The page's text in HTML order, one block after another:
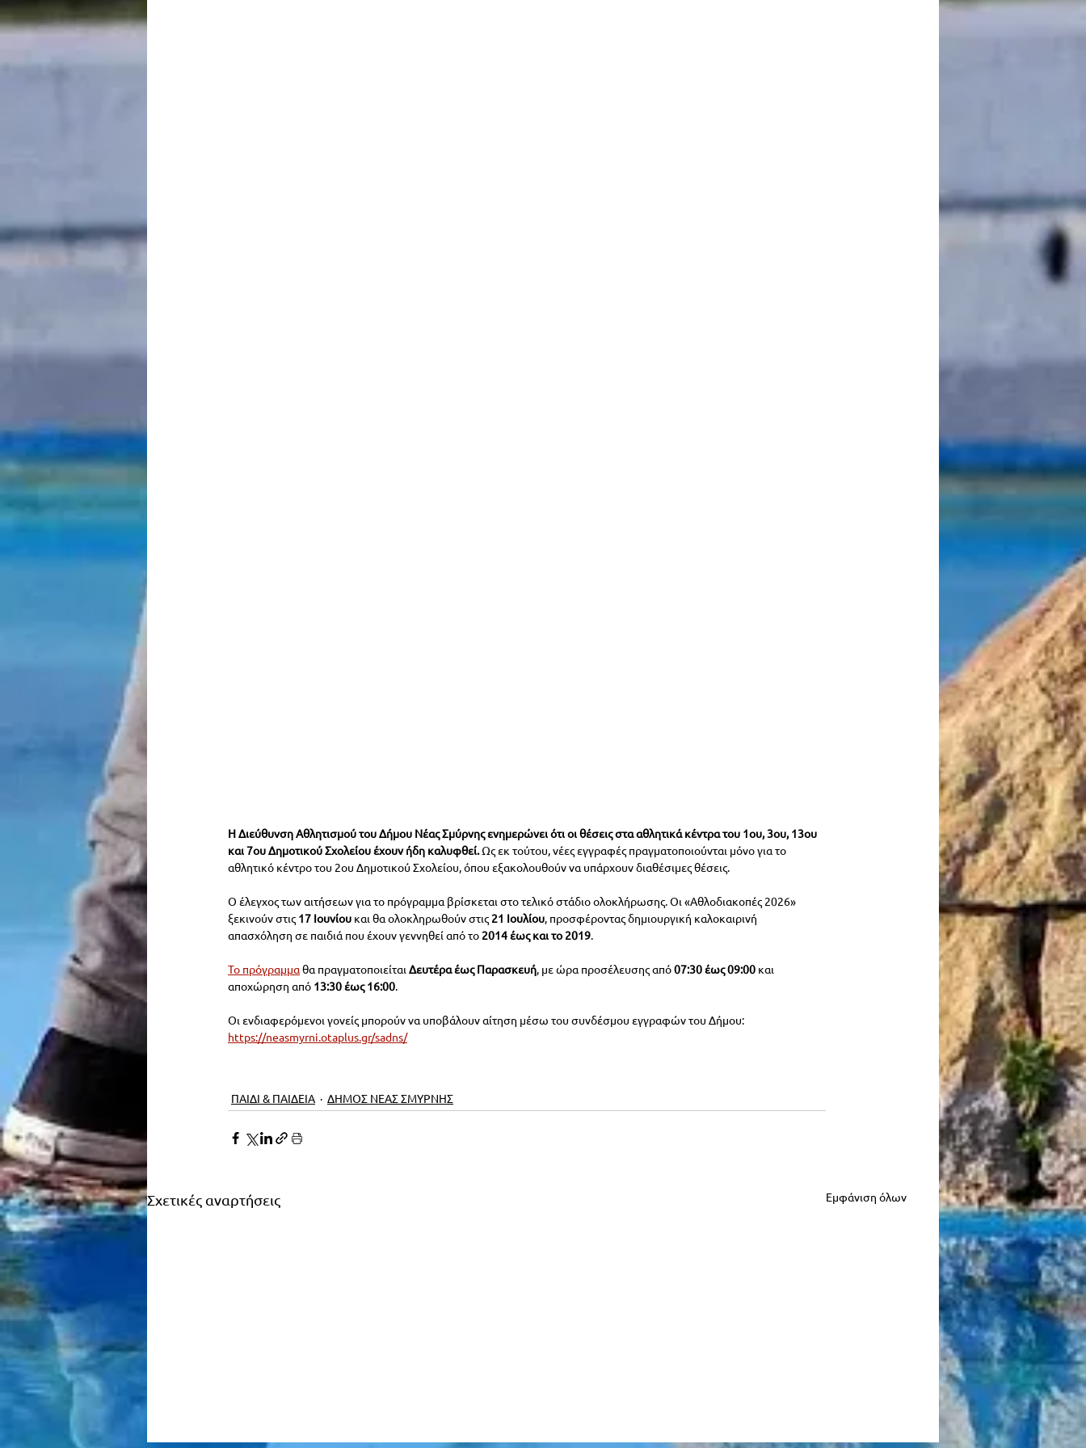
Η Διεύθυνση Αθλητισμού του Δήμου Νέας Σμύρνης ενημερώνει ότι οι θέσεις στα αθλητικά κέντρα του 1ου, 3ου, 13ου
και 7ου Δημοτικού Σχολείου έχουν ήδη καλυφθεί. Ως εκ τούτου, νέες εγγραφές πραγματοποιούνται μόνο για το
αθλητικό κέντρο του 2ου Δημοτικού Σχολείου, όπου εξακολουθούν να υπάρχουν διαθέσιμες θέσεις.
Ο έλεγχος των αιτήσεων για το πρόγραμμα βρίσκεται στο τελικό στάδιο ολοκλήρωσης. Οι «Αθλοδιακοπές 2026»
ξεκινούν στις 17 Ιουνίου και θα ολοκληρωθούν στις 21 Ιουλίου, προσφέροντας δημιουργική καλοκαιρινή
απασχόληση σε παιδιά που έχουν γεννηθεί από το 2014 έως και το 2019.
Το πρόγραμμα θα πραγματοποιείται Δευτέρα έως Παρασκευή, με ώρα προσέλευσης από 07:30 έως 09:00 και
αποχώρηση από 13:30 έως 16:00.
Οι ενδιαφερόμενοι γονείς μπορούν να υποβάλουν αίτηση μέσω του συνδέσμου εγγραφών του Δήμου:
https://neasmyrni.otaplus.gr/sadns/
ΠΑΙΔΙ & ΠΑΙΔΕΙΑ ΔΗΜΟΣ ΝΕΑΣ ΣΜΥΡΝΗΣ
Σχετικές αναρτήσεις Εμφάνιση όλων